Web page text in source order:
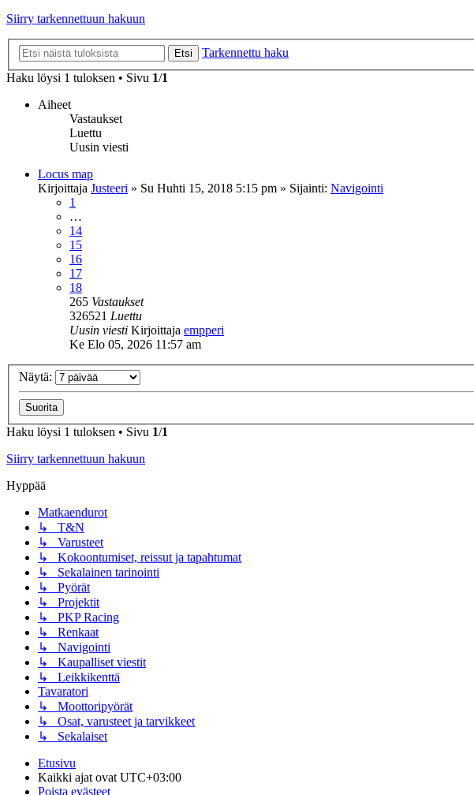
Siirry tarkennettuun hakuun
Etsi
Tarkennettu haku
Haku löysi 1 tuloksen • Sivu 1/1
Aiheet
Vastaukset
Luettu
Uusin viesti
Locus map
Kirjoittaja Justeeri » Su Huhti 15, 2018 5:15 pm » Sijainti: Navigointi
1
…
14
15
16
17
18
265 Vastaukset
326521 Luettu
Uusin viesti Kirjoittaja empperi
Ke Elo 05, 2026 11:57 am
Näytä:
Haku löysi 1 tuloksen • Sivu 1/1
Siirry tarkennettuun hakuun
Hyppää
Matkaendurot
↳ T&N
↳ Varusteet
↳ Kokoontumiset, reissut ja tapahtumat
↳ Sekalainen tarinointi
↳ Pyörät
↳ Projektit
↳ PKP Racing
↳ Renkaat
↳ Navigointi
↳ Kaupalliset viestit
↳ Leikkikenttä
Tavaratori
↳ Moottoripyörät
↳ Osat, varusteet ja tarvikkeet
↳ Sekalaiset
Etusivu
Kaikki ajat ovatUTC+03:00
Poista evästeet